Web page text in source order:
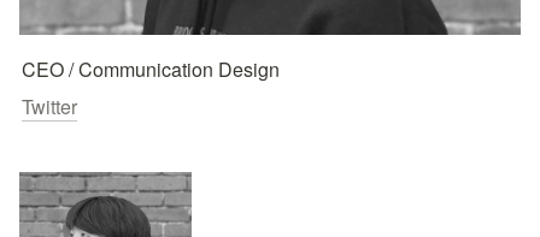
CEO / Communication Design
Twitter